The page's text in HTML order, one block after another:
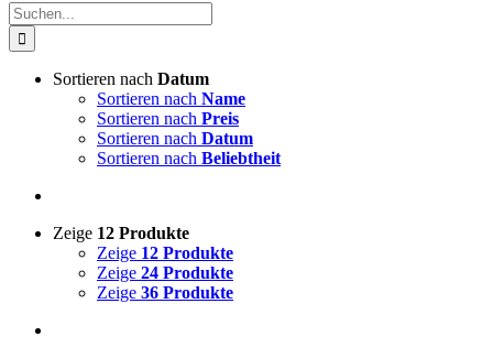
Suche
nach:
Sortieren nach Datum
Sortieren nach Name
Sortieren nach Preis
Sortieren nach Datum
Sortieren nach Beliebtheit
Zeige 12 Produkte
Zeige 12 Produkte
Zeige 24 Produkte
Zeige 36 Produkte